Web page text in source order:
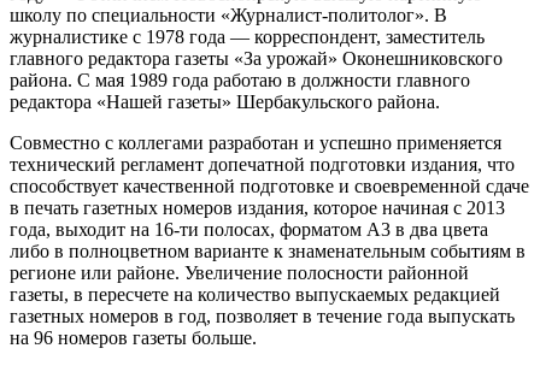
школу по специальности «Журналист-политолог». В
журналистике с 1978 года — корреспондент, заместитель
главного редактора газеты «За урожай» Оконешниковского
района. С мая 1989 года работаю в должности главного
редактора «Нашей газеты» Шербакульского района.
Совместно с коллегами разработан и успешно применяется
технический регламент допечатной подготовки издания, что
способствует качественной подготовке и своевременной сдаче
в печать газетных номеров издания, которое начиная с 2013
года, выходит на 16-ти полосах, форматом А3 в два цвета
либо в полноцветном варианте к знаменательным событиям в
регионе или районе. Увеличение полосности районной
газеты, в пересчете на количество выпускаемых редакцией
газетных номеров в год, позволяет в течение года выпускать
на 96 номеров газеты больше.